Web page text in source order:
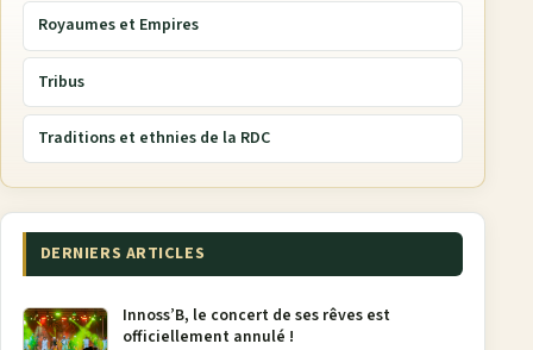
Royaumes et Empires
Tribus
Traditions et ethnies de la RDC
DERNIERS ARTICLES
Innoss’B, le concert de ses rêves est
officiellement annulé !